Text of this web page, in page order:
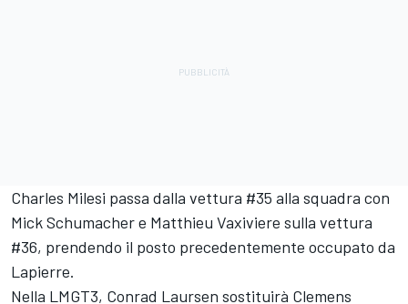
Charles Milesi passa dalla vettura #35 alla squadra con
Mick Schumachere Matthieu Vaxiviere sulla vettura
#36, prendendo il posto precedentemente occupato da
Lapierre.
Nella LMGT3, Conrad Laursen sostituirà Clemens